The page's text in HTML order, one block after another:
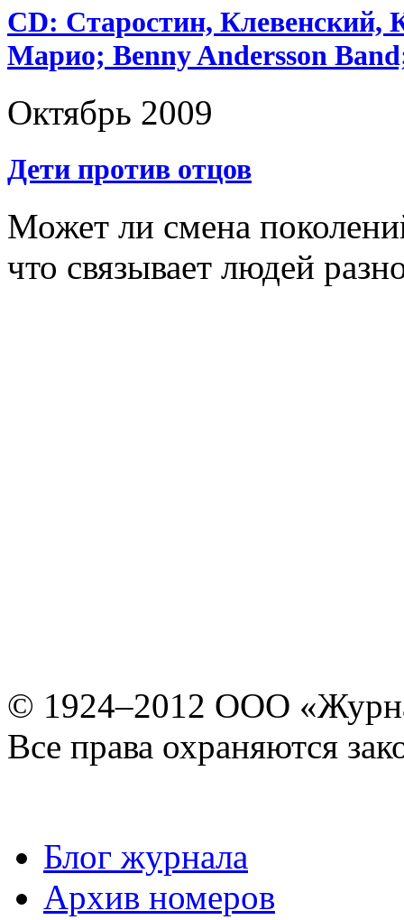
CD: Старостин, Клевенский,
Марио; Benny Andersson
Октябрь 2009
Дети против отцов
Может ли смена
что связывает людей
© 1924–2012 ООО
Все права охраняются
Блог журнала
Архив номеров